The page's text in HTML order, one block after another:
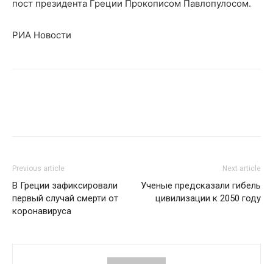
пост президента Греции Прокописом Павлопулосом.
РИА Новости
Previous article
В Греции зафиксировали
первый случай смерти от
коронавируса
Next article
Ученые предсказали гибель
цивилизации к 2050 году